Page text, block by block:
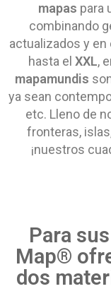
mapas para
combinando
actualizados y
hasta el XXL,
mapamundis
ya sean
etc. Lleno de
fronteras,
¡nuestros
Para
Map®
dos